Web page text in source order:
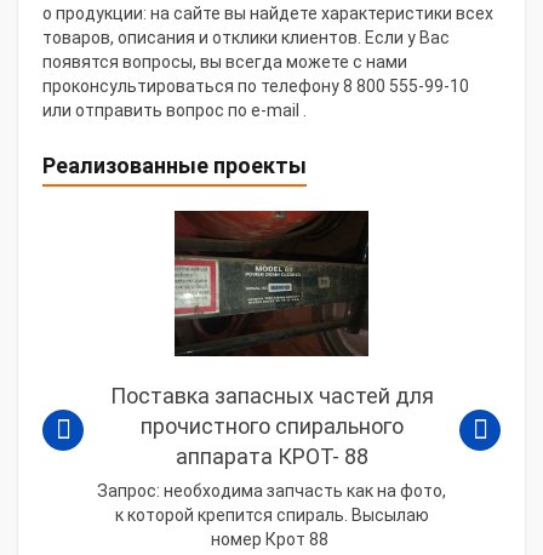
о продукции: на сайте вы найдете характеристики всех
товаров, описания и отклики клиентов. Если у Вас
появятся вопросы, вы всегда можете с нами
проконсультироваться по телефону 8 800 555-99-10
или отправить вопрос по e-mail .
Реализованные проекты
Поставка запасных частей для
прочистного спирального
аппарата КРОТ- 88
Запрос: необходима запчасть как на фото,
к которой крепится спираль. Высылаю
номер Крот 88